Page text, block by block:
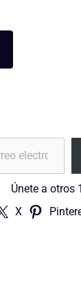
Únete a otros
X